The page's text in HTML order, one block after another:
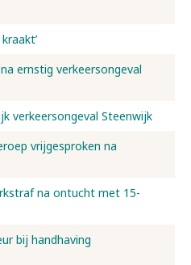
ernstig verkeersongeval
verkeersongeval Steenwijk
vrijgesproken na
na ontucht met 15-
bij handhaving